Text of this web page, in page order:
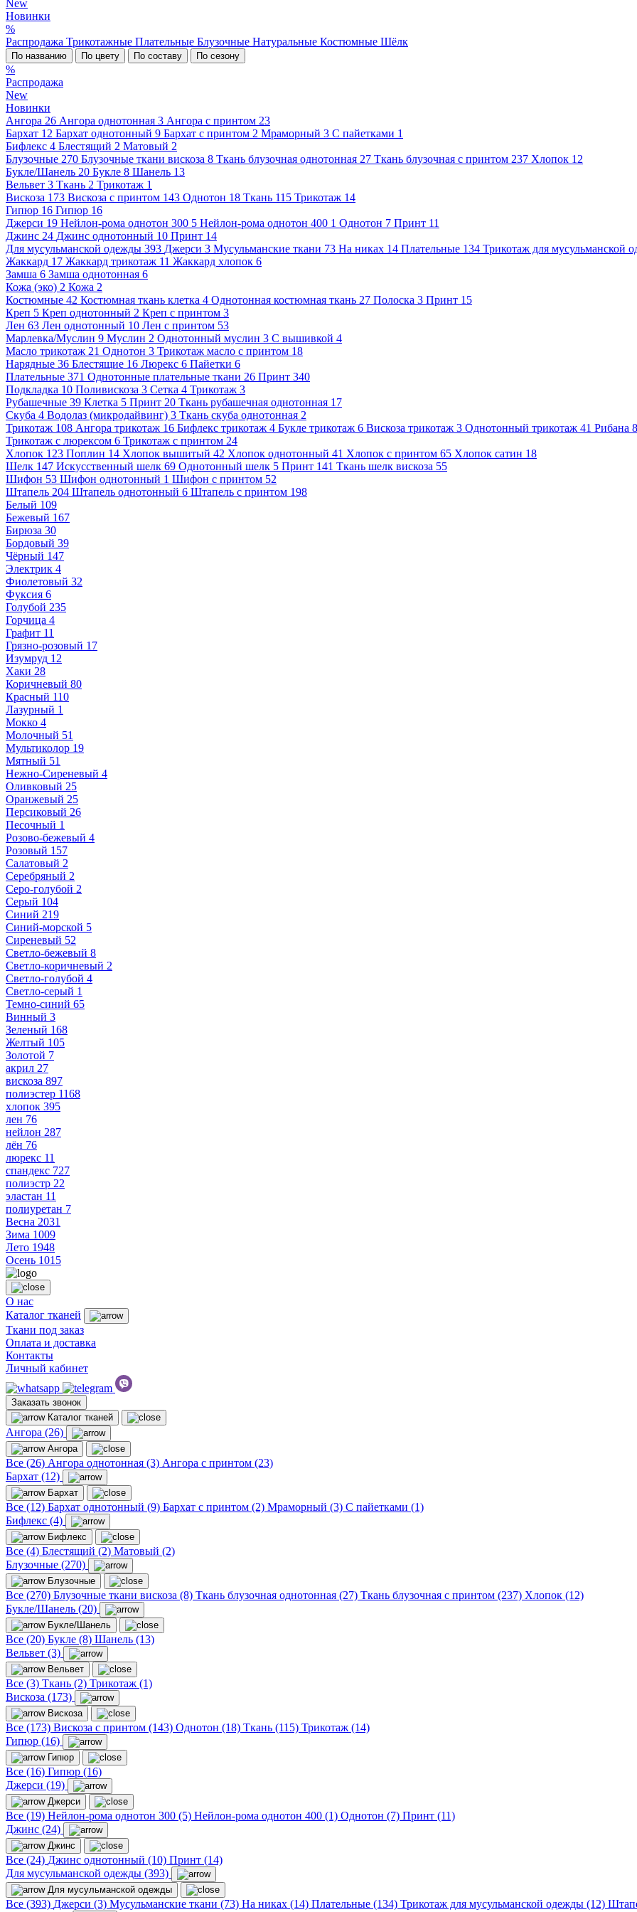
New
Новинки
%
Распродажа Трикотажные Плательные Блузочные Натуральные Костюмные Шёлк
По названию По цвету По составу По сезону
%
Распродажа
New
Новинки
Ангора 26 Ангора однотонная 3 Ангора с принтом 23
Бархат 12 Бархат однотонный 9 Бархат с принтом 2 Мраморный 3 С пайетками 1
Бифлекс 4 Блестящий 2 Матовый 2
Блузочные 270 Блузочные ткани вискоза 8 Ткань блузочная однотонная 27 Ткань блузочная с принтом 237 Хлопок 12
Букле/Шанель 20 Букле 8 Шанель 13
Вельвет 3 Ткань 2 Трикотаж 1
Вискоза 173 Вискоза с принтом 143 Однотон 18 Ткань 115 Трикотаж 14
Гипюр 16 Гипюр 16
Джерси 19 Нейлон-рома однотон 300 5 Нейлон-рома однотон 400 1 Однотон 7 Принт 11
Джинс 24 Джинс однотонный 10 Принт 14
Для мусульманской одежды 393 Джерси 3 Мусульманские ткани 73 На никах 14 Плательные 134 Трикотаж для мусульманской
Жаккард 17 Жаккард трикотаж 11 Жаккард хлопок 6
Замша 6 Замша однотонная 6
Кожа (эко) 2 Кожа 2
Костюмные 42 Костюмная ткань клетка 4 Однотонная костюмная ткань 27 Полоска 3 Принт 15
Креп 5 Креп однотонный 2 Креп с принтом 3
Лен 63 Лен однотонный 10 Лен с принтом 53
Марлевка/Муслин 9 Муслин 2 Однотонный муслин 3 С вышивкой 4
Масло трикотаж 21 Однотон 3 Трикотаж масло с принтом 18
Нарядные 36 Блестящие 16 Люрекс 6 Пайетки 6
Плательные 371 Однотонные плательные ткани 26 Принт 340
Подкладка 10 Поливискоза 3 Сетка 4 Трикотаж 3
Рубашечные 39 Клетка 5 Принт 20 Ткань рубашечная однотонная 17
Скуба 4 Водолаз (микродайвинг) 3 Ткань скуба однотонная 2
Трикотаж 108 Ангора трикотаж 16 Бифлекс трикотаж 4 Букле трикотаж 6 Вискоза трикотаж 3 Однотонный трикотаж 41 Рибана 8
Трикотаж с люрексом 6 Трикотаж с принтом 24
Хлопок 123 Поплин 14 Хлопок вышитый 42 Хлопок однотонный 41 Хлопок с принтом 65 Хлопок сатин 18
Шелк 147 Искусственный шелк 69 Однотонный шелк 5 Принт 141 Ткань шелк вискоза 55
Шифон 53 Шифон однотонный 1 Шифон с принтом 52
Штапель 204 Штапель однотонный 6 Штапель с принтом 198
Белый 109
Бежевый 167
Бирюза 30
Бордовый 39
Чёрный 147
Электрик 4
Фиолетовый 32
Фуксия 6
Голубой 235
Горчица 4
Графит 11
Грязно-розовый 17
Изумруд 12
Хаки 28
Коричневый 80
Красный 110
Лазурный 1
Мокко 4
Молочный 51
Мультиколор 19
Мятный 51
Нежно-Сиреневый 4
Оливковый 25
Оранжевый 25
Персиковый 26
Песочный 1
Розово-бежевый 4
Розовый 157
Салатовый 2
Серебряный 2
Серо-голубой 2
Серый 104
Синий 219
Синий-морской 5
Сиреневый 52
Светло-бежевый 8
Светло-коричневый 2
Светло-голубой 4
Светло-серый 1
Темно-синий 65
Винный 3
Зеленый 168
Желтый 105
Золотой 7
акрил 27
вискоза 897
полиэстер 1168
хлопок 395
лен 76
нейлон 287
лён 76
люрекс 11
спандекс 727
полиэстр 22
эластан 11
полиуретан 7
Весна 2031
Зима 1009
Лето 1948
Осень 1015
О нас
Каталог тканей
Ткани под заказ
Оплата и доставка
Контакты
Личный кабинет
Заказать звонок
Каталог тканей
Ангора (26)
Ангора
Все (26) Ангора однотонная (3) Ангора с принтом (23)
Бархат (12)
Бархат
Все (12) Бархат однотонный (9) Бархат с принтом (2) Мраморный (3) С пайетками (1)
Бифлекс (4)
Бифлекс
Все (4) Блестящий (2) Матовый (2)
Блузочные (270)
Блузочные
Все (270) Блузочные ткани вискоза (8) Ткань блузочная однотонная (27) Ткань блузочная с принтом (237) Хлопок (12)
Букле/Шанель (20)
Букле/Шанель
Все (20) Букле (8) Шанель (13)
Вельвет (3)
Вельвет
Все (3) Ткань (2) Трикотаж (1)
Вискоза (173)
Вискоза
Все (173) Вискоза с принтом (143) Однотон (18) Ткань (115) Трикотаж (14)
Гипюр (16)
Гипюр
Все (16) Гипюр (16)
Джерси (19)
Джерси
Все (19) Нейлон-рома однотон 300 (5) Нейлон-рома однотон 400 (1) Однотон (7) Принт (11)
Джинс (24)
Джинс
Все (24) Джинс однотонный (10) Принт (14)
Для мусульманской одежды (393)
Для мусульманской одежды
Все (393) Джерси (3) Мусульманские ткани (73) На никах (14) Плательные (134) Трикотаж для мусульманской одежды (12)